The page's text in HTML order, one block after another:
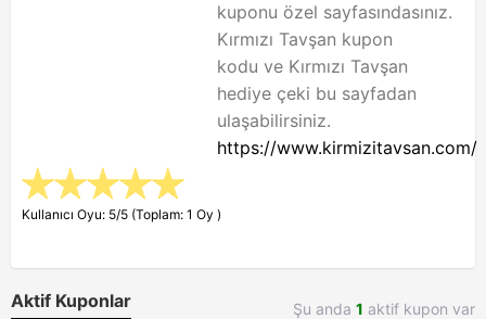
kuponu özel sayfasındasınız.
Kırmızı Tavşan kupon
kodu ve Kırmızı Tavşan
hediye çeki bu sayfadan
ulaşabilirsiniz.
https://www.kirmizitavsan.com/
Kullanıcı Oyu: 5/5 (Toplam: 1 Oy )
Aktif Kuponlar Şu anda 1 aktif kupon var